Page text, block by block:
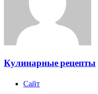
Кулинарные рецепты
Сайт